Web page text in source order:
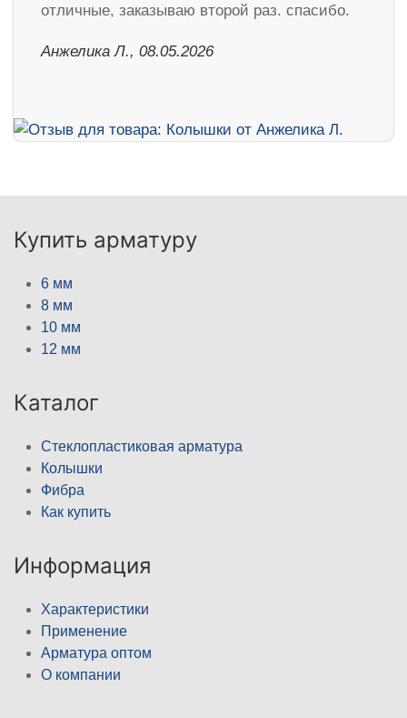
отличные, заказываю второй раз. спасибо.
Анжелика Л., 08.05.2026
Купить арматуру
6 мм
8 мм
10 мм
12 мм
Каталог
Стеклопластиковая арматура
Колышки
Фибра
Как купить
Информация
Характеристики
Применение
Арматура оптом
О компании